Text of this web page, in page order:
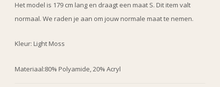
Het model is 179 cm lang en draagt een maat S. Dit item valt
normaal. We raden je aan om jouw normale maat te nemen.
Kleur: Light Moss
Materiaal:80% Polyamide, 20% Acryl
WANT ACCESS TO
EXCLUSIVE
DEALS?